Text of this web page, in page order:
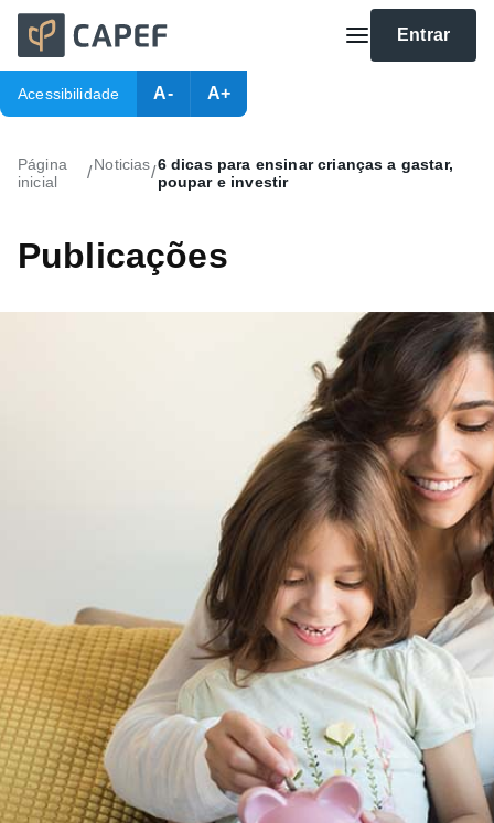
Entrar
Acessibilidade A- A+
Página
inicial
/Noticias/6 dicas para ensinar crianças a gastar,
poupar e investir
Publicações